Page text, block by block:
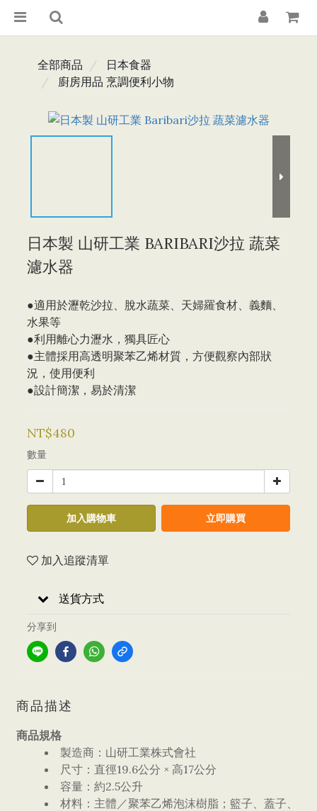
全部商品
日本食器
廚房用品 烹調便利小物
日本製 山研工業 BARIBARI沙拉 蔬菜
濾水器
●適用於瀝乾沙拉、脫水蔬菜、天婦羅食材、義麵、
水果等
●利用離心力瀝水，獨具匠心
●主體採用高透明聚苯乙烯材質，方便觀察內部狀
況，使用便利
●設計簡潔，易於清潔
NT$480
數量
加入購物車 立即購買
加入追蹤清單
送貨方式
分享到
商品描述
商品規格
製造商：山研工業株式會社
尺寸：直徑19.6公分 × 高17公分
容量：約2.5公升
材料：主體／聚苯乙烯泡沫樹脂；籃子、蓋子、